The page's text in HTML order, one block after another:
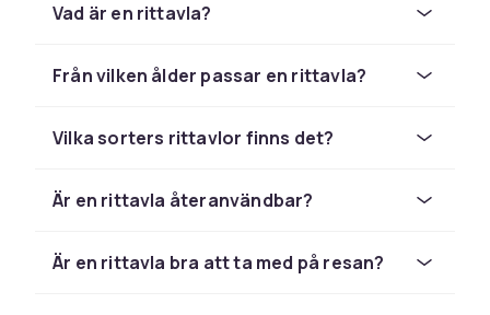
barnet sysselsatt både hemma och på resan.
Magnetiska rittavlor
Du ritar med en penna som följer med och
tillbaka. Det behövs varken bläck eller papper,
former som gör ritandet ännu roligare, och de
Vad är en rittavla?
Från vilken ålder passar en rittavla?
Vilka sorters rittavlor finns det?
Är en rittavla återanvändbar?
Är en rittavla bra att ta med på resan?